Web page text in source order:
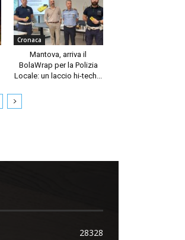
Cronaca
Mantova, arriva il
BolaWrap per la Polizia
Locale: un laccio hi-tech...
28328